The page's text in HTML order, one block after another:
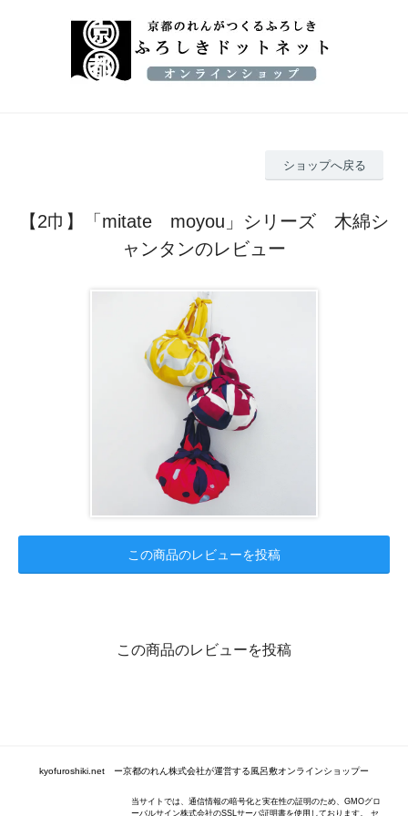
ショップへ戻る
【2巾】「mitate moyou」シリーズ 木綿シ
ャンタンのレビュー
この商品のレビューを投稿
この商品のレビューを投稿
kyofuroshiki.net ー京都のれん株式会社が運営する風呂敷オンラインショップー
当サイトでは、通信情報の暗号化と実在性の証明のため、GMOグロ
ーバルサイン株式会社のSSLサーバ証明書を使用しております。 セ